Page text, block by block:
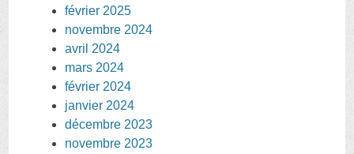
février 2025
novembre 2024
avril 2024
mars 2024
février 2024
janvier 2024
décembre 2023
novembre 2023